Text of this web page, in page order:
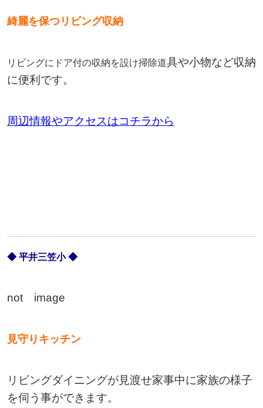
綺麗を保つリビング収納
リビングにドア付の収納を設け掃除道具や小物など収納
に便利です。
周辺情報やアクセスはコチラから
◆ 平井三笠小 ◆
not image
見守りキッチン
リビングダイニングが見渡せ家事中に家族の様子
を伺う事ができます。